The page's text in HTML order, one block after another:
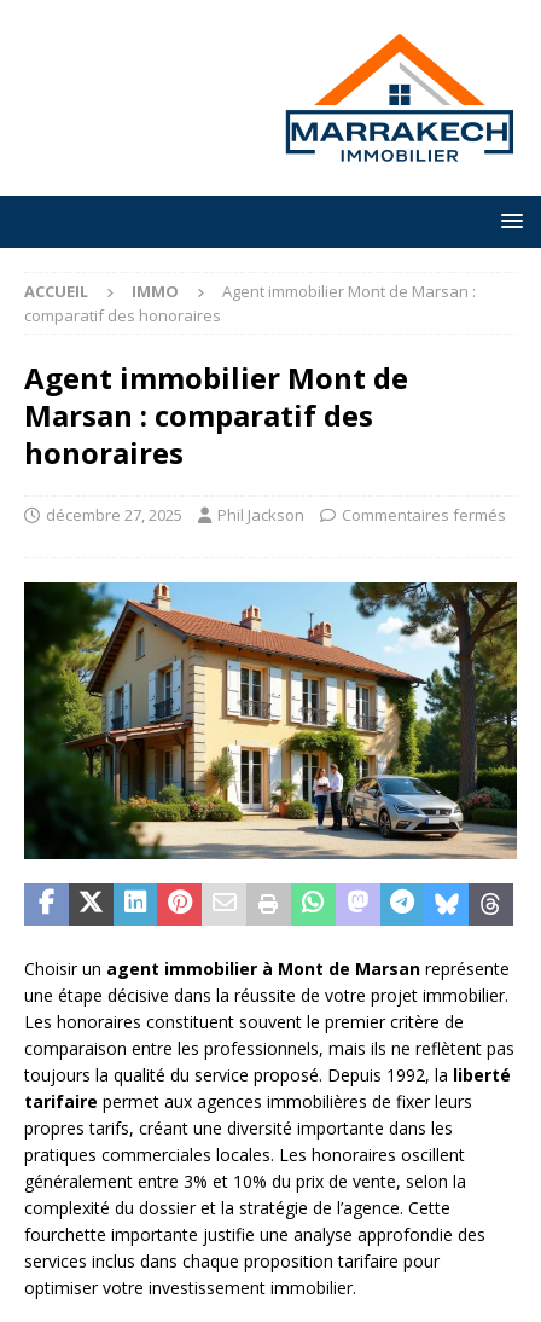
ACCUEIL IMMO
Agent immobilier Mont de Marsan :
comparatif des honoraires
Agent immobilier Mont de
Marsan : comparatif des
honoraires
décembre 27, 2025 Phil Jackson Commentaires fermés
Choisir un agent immobilier à Mont de Marsan représente
une étape décisive dans la réussite de votre projet immobilier.
Les honoraires constituent souvent le premier critère de
comparaison entre les professionnels, mais ils ne reflètent pas
toujours la qualité du service proposé. Depuis 1992, la liberté
tarifaire permet aux agences immobilières de fixer leurs
propres tarifs, créant une diversité importante dans les
pratiques commerciales locales. Les honoraires oscillent
généralement entre 3% et 10% du prix de vente, selon la
complexité du dossier et la stratégie de l’agence. Cette
fourchette importante justifie une analyse approfondie des
services inclus dans chaque proposition tarifaire pour
optimiser votre investissement immobilier.